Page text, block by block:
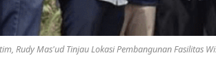
Rudy Mas'ud Tinjau Lokasi Pembangunan Fasilitas